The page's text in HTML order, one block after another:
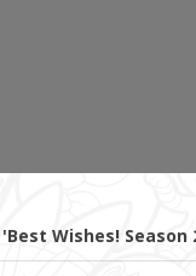
Wishes! Season